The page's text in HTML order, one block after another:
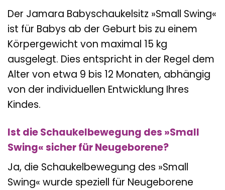
Der Jamara Babyschaukelsitz »Small Swing«
ist für Babys ab der Geburt bis zu einem
Körpergewicht von maximal 15 kg
ausgelegt. Dies entspricht in der Regel dem
Alter von etwa 9 bis 12 Monaten, abhängig
von der individuellen Entwicklung Ihres
Kindes.
Ist die Schaukelbewegung des »Small
Swing« sicher für Neugeborene?
Ja, die Schaukelbewegung des »Small
Swing« wurde speziell für Neugeborene